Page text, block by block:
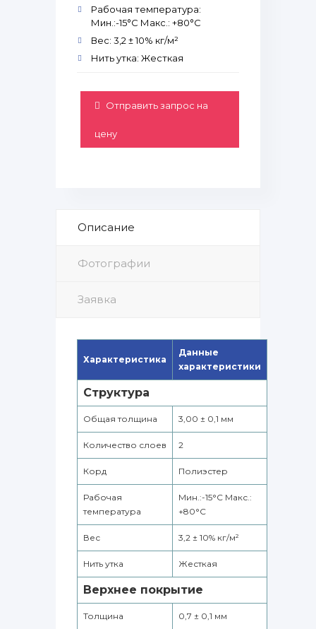
Рабочая температура:
Мин.:-15°С Макс.: +80°С
Вес: 3,2 ± 10% кг/м²
Нить утка: Жесткая
Отправить запрос на
цену
Описание
Фотографии
Заявка
Характеристика
Данные
характеристики
Структура
Общая толщина 3,00 ± 0,1 мм
Количество слоев 2
Корд Полиэстер
Рабочая
температура
Мин.:-15°С Макс.:
+80°С
Вес 3,2 ± 10% кг/м²
Нить утка Жесткая
Верхнее покрытие
Толщина 0,7 ± 0,1 мм